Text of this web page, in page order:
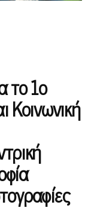
το 1ο
Κοινωνική